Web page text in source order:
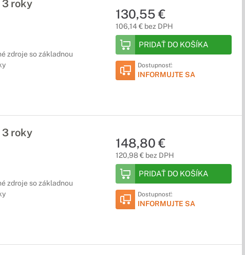
3 roky
zdroje so základnou
130,55 €
106,14 € bez DPH
PRIDAŤ DO KOŠÍKA
Dostupnosť:
INFORMUJTE SA
3 roky
zdroje so základnou
148,80 €
120,98 € bez DPH
PRIDAŤ DO KOŠÍKA
Dostupnosť:
INFORMUJTE SA